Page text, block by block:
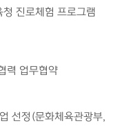
진로체험 프로그램
력 업무협약
선정(문화체육관광부,